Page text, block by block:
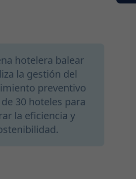
hotelera balear
la gestión del
preventivo
30 hoteles para
la eficiencia y